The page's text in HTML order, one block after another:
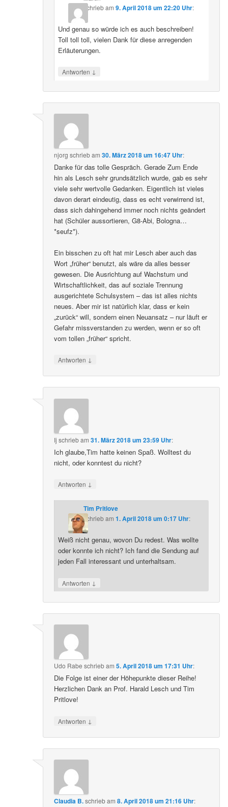
schriebam 9. April 2018 um 22:20 Uhr:
Und genau so würde ich es auch beschreiben!
Toll toll toll, vielen Dank für diese anregenden
Erläuterungen.
Antworten ↓
njorg schriebam30. März 2018 um 16:47 Uhr:
Danke für das tolle Gespräch. Gerade Zum Ende
hin als Lesch sehr grundsätzlich wurde, gab es sehr
viele sehr wertvolle Gedanken. Eigentlich ist vieles
davon derart eindeutig, dass es echt verwirrend ist,
dass sich dahingehend immer noch nichts geändert
hat (Schüler aussortieren, G8-Abi, Bologna…
*seufz*).
Ein bisschen zu oft hat mir Lesch aber auch das
Wort „früher“ benutzt, als wäre da alles besser
gewesen. Die Ausrichtung auf Wachstum und
Wirtschaftlichkeit, das auf soziale Trennung
ausgerichtete Schulsystem – das ist alles nichts
neues. Aber mir ist natürlich klar, dass er kein
„zurück“ will, sondern einen Neuansatz – nur läuft er
Gefahr missverstanden zu werden, wenn er so oft
vom tollen „früher“ spricht.
Antworten ↓
Ij schriebam31. März 2018 um 23:59 Uhr:
Ich glaube,Tim hatte keinen Spaß. Wolltest du
nicht, oder konntest du nicht?
Antworten ↓
Tim Pritlove
schriebam 1. April 2018 um 0:17 Uhr:
Weiß nicht genau, wovon Du redest. Was wollte
oder konnte ich nicht? Ich fand die Sendung auf
jeden Fall interessant und unterhaltsam.
Antworten ↓
Udo Rabe schriebam5. April 2018 um 17:31 Uhr:
Die Folge ist einer der Höhepunkte dieser Reihe!
Herzlichen Dank an Prof. Harald Lesch und Tim
Pritlove!
Antworten ↓
Claudia B.schriebam8. April 2018 um 21:16 Uhr: